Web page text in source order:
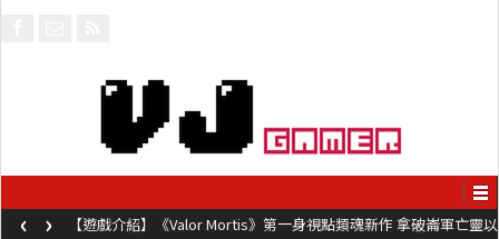
【遊戲介紹】《Valor Mortis》第一身視點類魂新作 拿破崙軍亡靈以
‹ ›